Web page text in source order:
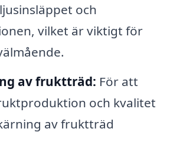
och
vilket är viktigt för
av fruktträd: För att
och kvalitet
av fruktträd